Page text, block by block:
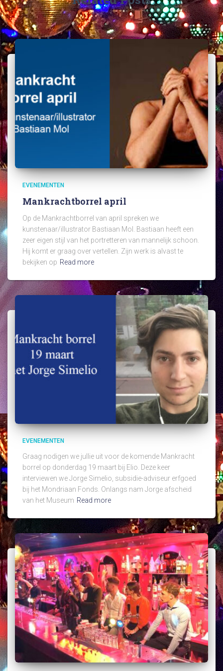
EVENEMENTEN
Mankrachtborrel april
Op de Mankrachtborrel van april spreken we
kunstenaar/illustrator Bastiaan Mol. Bastiaan heeft een
zeer eigen stijl van het portretteren van mannelijk schoon.
Hij komt er graag over vertellen. Zijn werk is alvast te
bekijken op Read more
EVENEMENTEN
Graag nodigen we jullie uit voor de komende Mankracht
borrel op donderdag 19 maart bij Elio. Deze keer
interviewen we Jorge Simelio, subsidie-adviseur erfgoed
bij het Mondriaan Fonds. Onlangs nam Jorge afscheid
van het Museum Read more